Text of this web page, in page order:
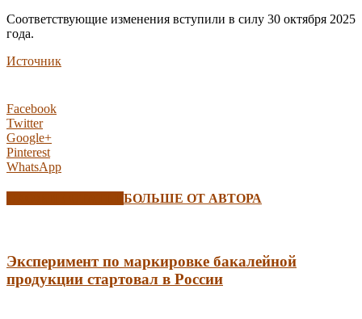
Соответствующие изменения вступили в силу 30 октября 2025
года.
Источник
Facebook
Twitter
Google+
Pinterest
WhatsApp
БОЛЬШЕ ОТ АВТОРА
Эксперимент по маркировке бакалейной
продукции стартовал в России